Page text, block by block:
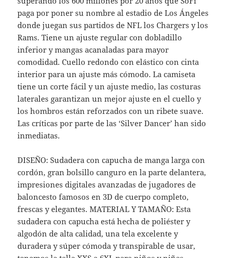
paga por poner su nombre al estadio de Los Ángeles
donde juegan sus partidos de NFL los Chargers y los
Rams. Tiene un ajuste regular con dobladillo
inferior y mangas acanaladas para mayor
comodidad. Cuello redondo con elástico con cinta
interior para un ajuste más cómodo. La camiseta
tiene un corte fácil y un ajuste medio, las costuras
laterales garantizan un mejor ajuste en el cuello y
los hombros están reforzados con un ribete suave.
Las críticas por parte de las ‘Silver Dancer’ han sido
inmediatas.
DISEÑO: Sudadera con capucha de manga larga con
cordón, gran bolsillo canguro en la parte delantera,
impresiones digitales avanzadas de jugadores de
baloncesto famosos en 3D de cuerpo completo,
frescas y elegantes. MATERIAL Y TAMAÑO: Esta
sudadera con capucha está hecha de poliéster y
algodón de alta calidad, una tela excelente y
duradera y súper cómoda y transpirable de usar,